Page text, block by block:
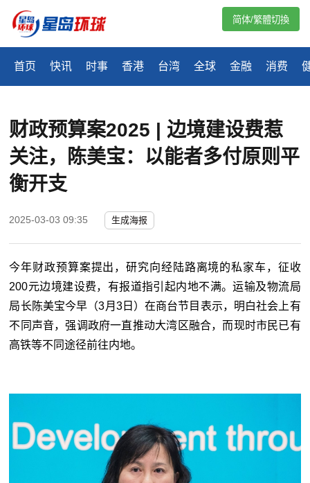
首页 快讯 时事 香港 台湾 全球 金融 消费
简体/繁體切換
财政预算案2025 | 边境建设费惹
关注，陈美宝：以能者多付原则平
衡开支
2025-03-03 09:35 生成海报
今年财政预算案提出，研究向经陆路离境的私家车，征收
200元边境建设费，有报道指引起内地不满。运输及物流局
局长陈美宝今早（3月3日）在商台节目表示，明白社会上有
不同声音，强调政府一直推动大湾区融合，而现时市民已有
高铁等不同途径前往内地。